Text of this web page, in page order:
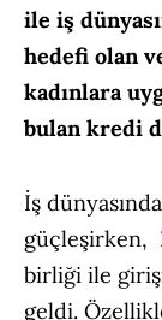
ile iş
hedefi olan
kadınlara
bulan kredi
İş
güçleşirken,
birliği ile
geldi.